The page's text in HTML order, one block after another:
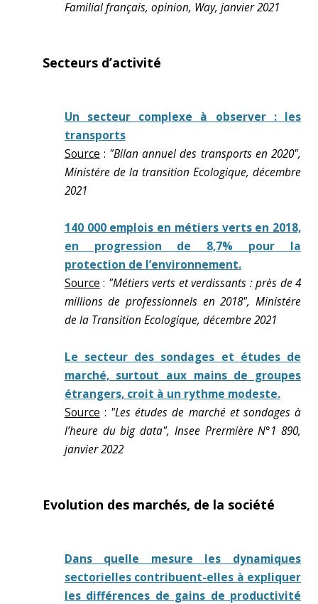
Familial français, opinion, Way, janvier 2021
Secteurs d’activité
Un secteur complexe à observer : les
transports
Source : "Bilan annuel des transports en 2020",
Ministére de la transition Ecologique, décembre
2021
140 000 emplois en métiers verts en 2018,
en progression de 8,7% pour la
protection de l’environnement.
Source : "Métiers verts et verdissants : près de 4
millions de professionnels en 2018", Ministére
de la Transition Ecologique, décembre 2021
Le secteur des sondages et études de
marché, surtout aux mains de groupes
étrangers, croit à un rythme modeste.
Source : "Les études de marché et sondages à
l’heure du big data", Insee Prermière N°1 890,
janvier 2022
Evolution des marchés, de la société
Dans quelle mesure les dynamiques
sectorielles contribuent-elles à expliquer
les différences de gains de productivité